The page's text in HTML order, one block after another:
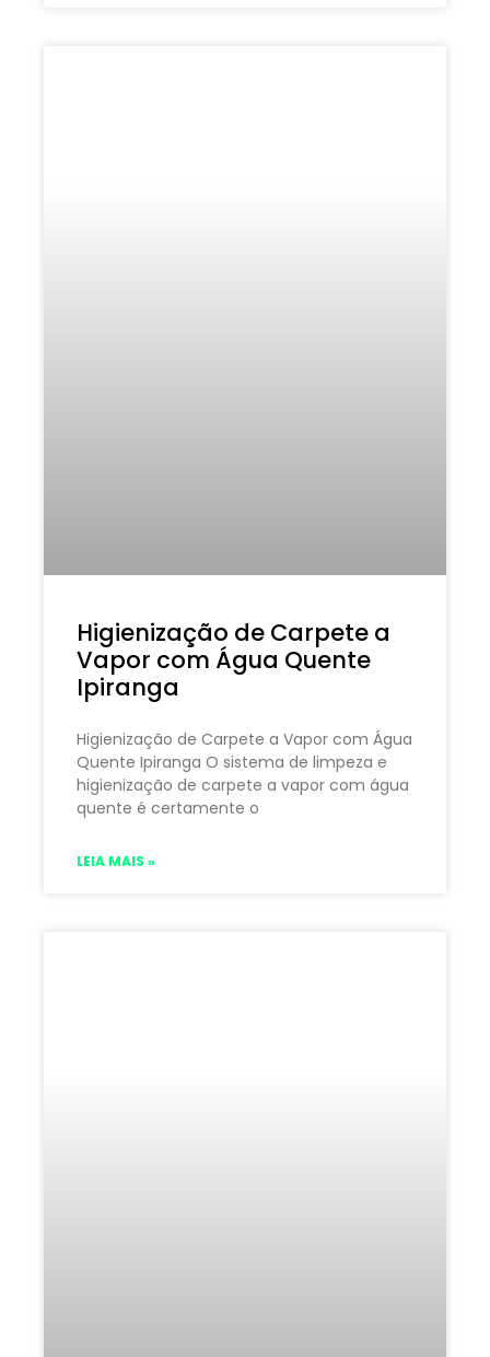
Higienização de Carpete a
Vapor com Água Quente
Ipiranga
Higienização de Carpete a Vapor com Água
Quente Ipiranga O sistema de limpeza e
higienização de carpete a vapor com água
quente é certamente o
LEIA MAIS »